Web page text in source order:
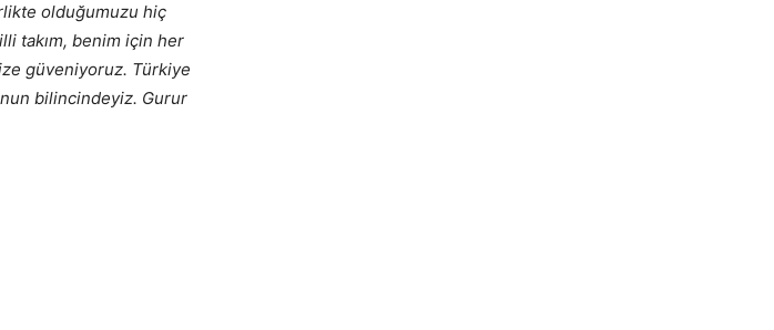
olduğumuzu hiç
takım, benim için her
güveniyoruz. Türkiye
bilincindeyiz. Gurur